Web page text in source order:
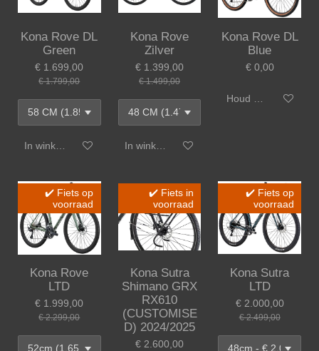
Kona Rove DL
Green
€ 1.699,00
€ 1.799,00
In winkelwagen
Kona Rove
Zilver
€ 1.399,00
€ 1.499,00
In winkelwagen
Kona Rove DL
Blue
€ 0,00
Houd mij op de
✔️ Fiets op
voorraad
Kona Rove
LTD
€ 1.999,00
€ 2.299,00
✔️ Fiets in
voorraad
Kona Sutra
Shimano GRX
RX610
(CUSTOMISE
D) 2024/2025
€ 2.600,00
✔️ Fiets op
voorraad
Kona Sutra
LTD
€ 2.000,00
€ 2.499,00